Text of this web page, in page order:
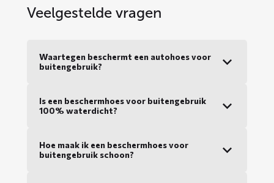
Veelgestelde vragen
Waartegen beschermt een autohoes voor
buitengebruik?
Is een beschermhoes voor buitengebruik
100% waterdicht?
Hoe maak ik een beschermhoes voor
buitengebruik schoon?